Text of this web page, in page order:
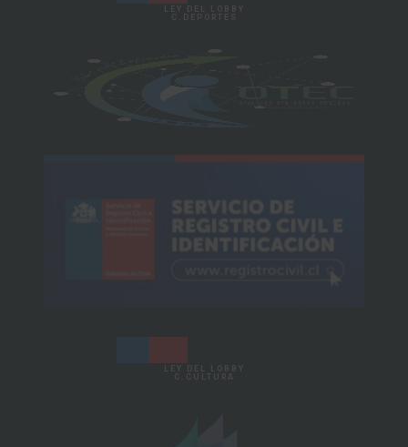
LEY DEL LOBBY
C.DEPORTES
LEY DEL LOBBY
C.CULTURA